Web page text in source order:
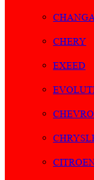
CHERY
EXEED